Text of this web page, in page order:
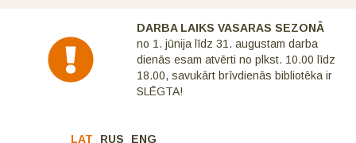
DARBA LAIKS VASARAS SEZONĀ
no 1. jūnija līdz 31. augustam darba
dienās esam atvērti no plkst. 10.00 līdz
18.00, savukārt brīvdienās bibliotēka ir
SLĒGTA!
LAT RUS ENG